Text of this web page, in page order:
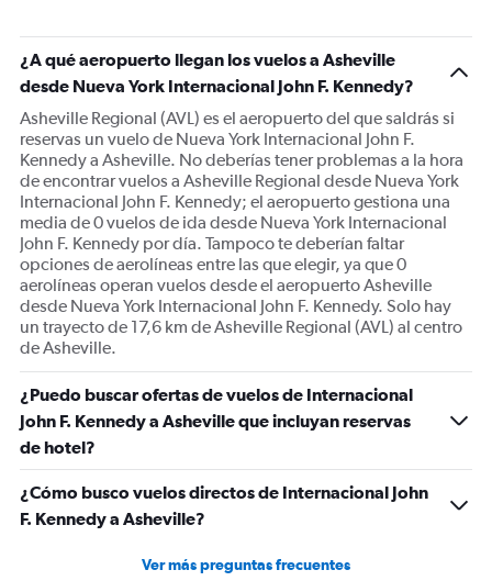
¿A qué aeropuerto llegan los vuelos a Asheville
desde Nueva York Internacional John F. Kennedy?
Asheville Regional (AVL) es el aeropuerto del que saldrás si
reservas un vuelo de Nueva York Internacional John F.
Kennedy a Asheville. No deberías tener problemas a la hora
de encontrar vuelos a Asheville Regional desde Nueva York
Internacional John F. Kennedy; el aeropuerto gestiona una
media de 0 vuelos de ida desde Nueva York Internacional
John F. Kennedy por día. Tampoco te deberían faltar
opciones de aerolíneas entre las que elegir, ya que 0
aerolíneas operan vuelos desde el aeropuerto Asheville
desde Nueva York Internacional John F. Kennedy. Solo hay
un trayecto de 17,6 km de Asheville Regional (AVL) al centro
de Asheville.
¿Puedo buscar ofertas de vuelos de Internacional
John F. Kennedy a Asheville que incluyan reservas
de hotel?
¿Cómo busco vuelos directos de Internacional John
F. Kennedy a Asheville?
Ver más preguntas frecuentes